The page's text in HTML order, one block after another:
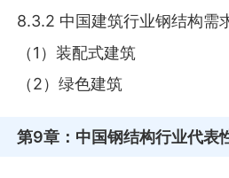
8.3.2 中国建筑行业钢结构需
（1）装配式建筑
（2）绿色建筑
第9章 ：中国钢结构行业代表